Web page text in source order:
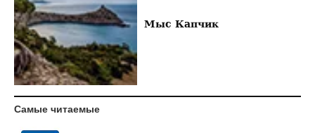
Мыс Капчик
Самые читаемые